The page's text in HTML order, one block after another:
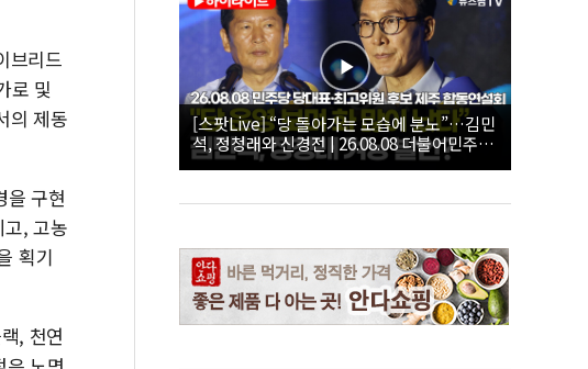
브리드
로 및
의 제동
을 구현
, 고농
획기
, 천연
[스팟Live] “당 돌아가는 모습에 분노”…김민
석, 정청래와 신경전 | 26.08.08 더불어민주당
당대표·최고위원 후보 제주 합동연설회